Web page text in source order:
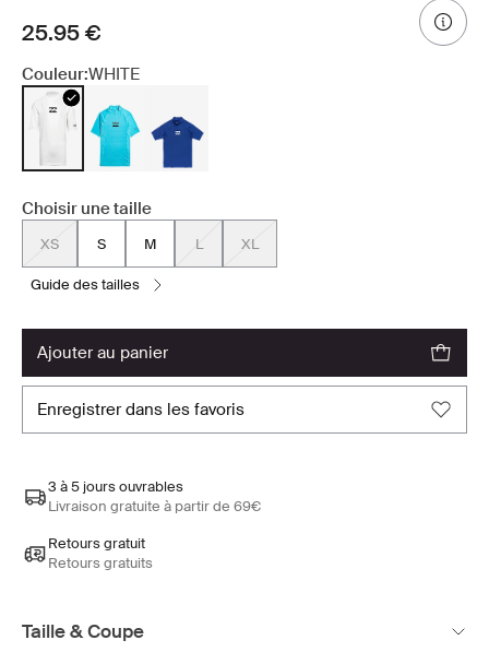
25.95 €
Couleur:WHITE
Choisir une taille
XS S M L XL
guide des tailles
ajouter au panier
enregistrer dans les favoris
3 à 5 jours ouvrables
Livraison gratuite à partir de 69€
Retours gratuit
Retours gratuits
Taille & Coupe